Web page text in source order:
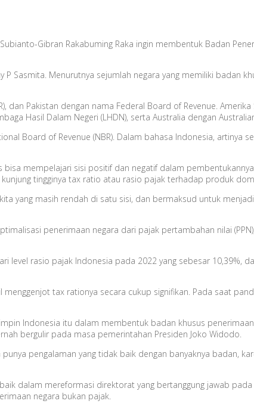
Gibran Rakabuming Raka ingin membentuk Badan
Sasmita. Menurutnya sejumlah negara yang memiliki badan
Pakistan dengan nama Federal Board of Revenue.
Hasil Dalam Negeri (LHDN), serta Australia dengan
Board of Revenue (NBR). Dalam bahasa Indonesia, artinya
mempelajari sisi positif dan negatif dalam
tingginya tax ratio atau rasio pajak terhadap produk
yang masih rendah di satu sisi, dan bermaksud untuk
penerimaan negara dari pajak pertambahan nilai
level rasio pajak Indonesia pada 2022 yang sebesar 10,39%,
tax rationya secara cukup signifikan. Pada saat
Indonesia itu dalam membentuk badan khusus
bergulir pada masa pemerintahan Presiden Joko Widodo.
pengalaman yang tidak baik dengan banyaknya badan,
dalam mereformasi direktorat yang bertanggung jawab
negara bukan pajak.